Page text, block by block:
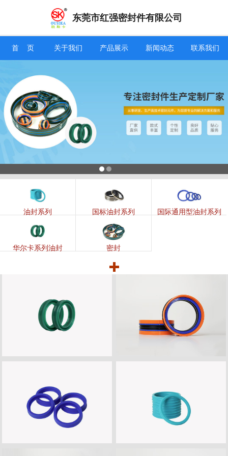
东莞市红强密封件有限公司
首 页 关于我们 产品展示 新闻动态 联系我们
油封系列 国标油封系列 国际通用型油封系列
华尔卡系列油封 密封
搜索